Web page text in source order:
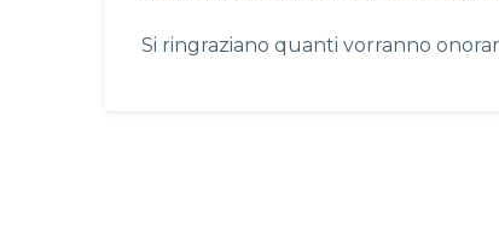
Si ringraziano quanti vorranno